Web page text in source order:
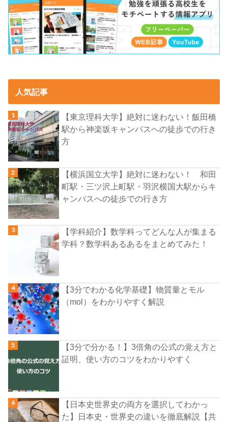
人気記事
【東京理科大学】絶対に迷わない！飯田橋
駅から神楽坂キャンパスへの徒歩での行き
方
【横浜国立大学】絶対に迷わない！ 和田
町駅・三ツ沢上町駅・羽沢横国大駅からキ
ャンパスへの徒歩での行き方
【学科紹介】数学科ってどんな人が集まる
学科？数学科あるあるをまとめてみた！
【3分でわかる化学基礎】物質量とモル
（mol）をわかりやすく解説
【3分で分かる！】3倍角の公式の覚え方と
証明、使い方のコツをわかりやすく
【日本史世界史の両方を選択してわかっ
た】日本史・世界史の違いを徹底解説【共